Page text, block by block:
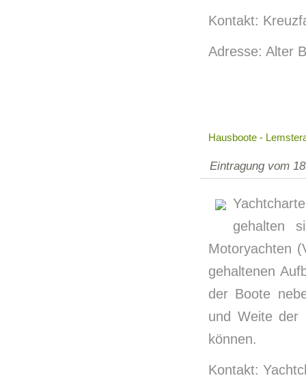
Kontakt:
Adresse: Alter
Hausboote -
Eintragung vom
gehalten
Motoryachten
gehaltenen
der Boote
und Weite der
können.
Kontakt: